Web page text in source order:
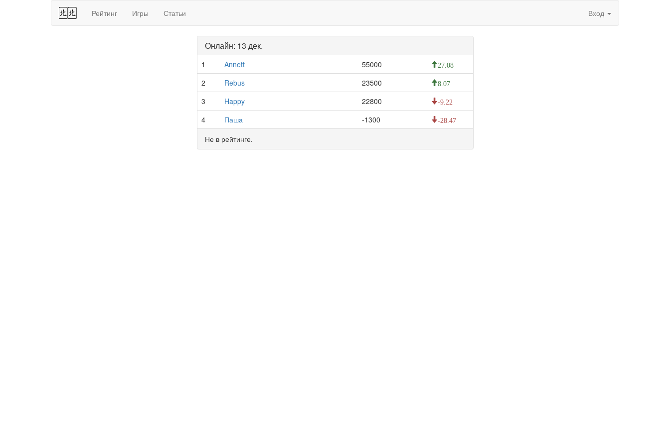
44 Рейтинг Игры Статьи Вход
Онлайн: 13 дек.
1 Annett 55000 27.08
2 Rebus 23500 8.07
3 Happy 22800 -9.22
4 Паша -1300 -28.47
Не в рейтинге.